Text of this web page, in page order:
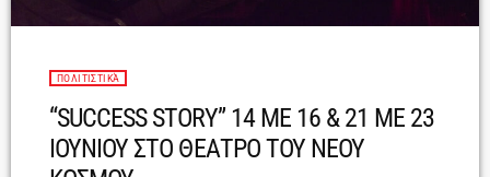
ΠΟΛΙΤΙΣΤΙΚΆ
“SUCCESS STORY” 14 ΜΕ 16 & 21 ΜΕ 23
ΙΟΥΝΙΟΥ ΣΤΟ ΘΕΑΤΡΟ ΤΟΥ ΝΕΟΥ